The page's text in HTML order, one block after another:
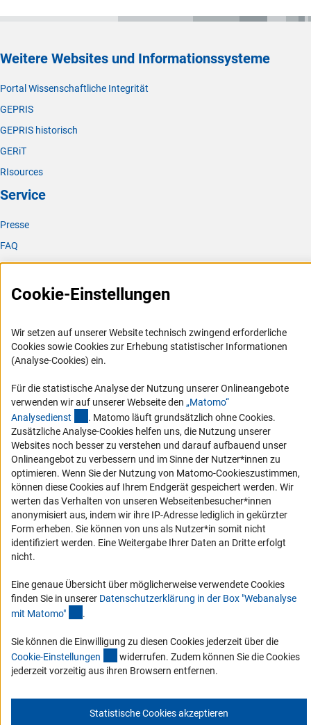
Weitere Websites und Informationssysteme
Portal Wissenschaftliche Integrität
GEPRIS
GEPRIS historisch
GERiT
RIsources
Service
Presse
FAQ
Karriere
Logo und Corporate Design
Compliance
Vergabeverfahren
Service und Informationen für Menschen mit Behinderungen
Erklärung zur Barrierefreiheit
Barriere melden
DFG-aktuell
Erhalten Sie Neuigkeiten aus der DFG direkt in Ihr Mailpostfach oder
schauen Sie sich die Ausgaben online an.
Zum Newsletter
© 2026 DFG
Service
Cookie-Einstellungen
Wir setzen auf unserer Website technisch zwingend erforderliche
Cookies sowie Cookies zur Erhebung statistischer Informationen
(Analyse-Cookies) ein.
Für die statistische Analyse der Nutzung unserer Onlineangebote
verwenden wir auf unserer Webseite den „Matomo“
Analysedienst (externer Link)
. Matomo läuft grundsätzlich ohne Cookies.
Zusätzliche Analyse-Cookies helfen uns, die Nutzung unserer
Websites noch besser zu verstehen und darauf aufbauend unser
Onlineangebot zu verbessern und im Sinne der Nutzer*innen zu
optimieren. Wenn Sie der Nutzung von Matomo-Cookieszustimmen,
können diese Cookies auf Ihrem Endgerät gespeichert werden. Wir
werten das Verhalten von unseren Webseitenbesucher*innen
anonymisiert aus, indem wir ihre IP-Adresse lediglich in gekürzter
Form erheben. Sie können von uns als Nutzer*in somit nicht
identifiziert werden. Eine Weitergabe Ihrer Daten an Dritte erfolgt
nicht.
Eine genaue Übersicht über möglicherweise verwendete Cookies
finden Sie in unserer Datenschutzerklärung in der Box "Webanalyse
mit Matomo" .
Sie können die Einwilligung zu diesen Cookies jederzeit über die
Cookie-Einstellungen (interner Link)
widerrufen. Zudem können Sie die Cookies
jederzeit vorzeitig aus ihren Browsern entfernen.
Statistische Cookies akzeptieren